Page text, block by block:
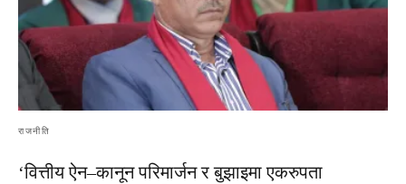
राजनीति
‘वित्तीय ऐन–कानून परिमार्जन र बुझाइमा एकरुपता